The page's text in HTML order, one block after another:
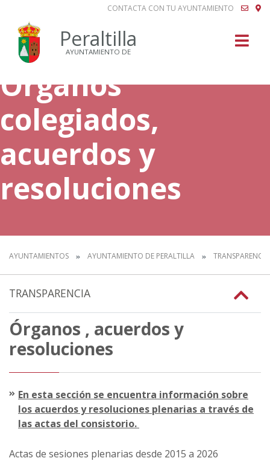
CONTACTA CON TU AYUNTAMIENTO
Peraltilla
AYUNTAMIENTO DE
Órganos
colegiados,
acuerdos y
resoluciones
AYUNTAMIENTOS AYUNTAMIENTO DE PERALTILLA TRANSPARENCIA
TRANSPARENCIA
Órganos , acuerdos y
resoluciones
En esta sección se encuentra información sobre
los acuerdos y resoluciones plenarias a través de
las actas del consistorio.
Actas de sesiones plenarias desde 2015 a 2026